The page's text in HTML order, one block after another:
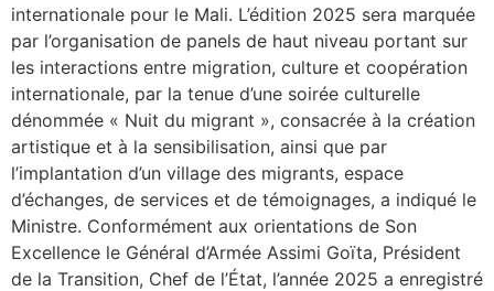
internationale pour le Mali. L’édition 2025 sera marquée
par l’organisation de panels de haut niveau portant sur
les interactions entre migration, culture et coopération
internationale, par la tenue d’une soirée culturelle
dénommée « Nuit du migrant », consacrée à la création
artistique et à la sensibilisation, ainsi que par
l’implantation d’un village des migrants, espace
d’échanges, de services et de témoignages, a indiqué le
Ministre. Conformément aux orientations de Son
Excellence le Général d’Armée Assimi Goïta, Président
de la Transition, Chef de l’État, l’année 2025 a enregistré